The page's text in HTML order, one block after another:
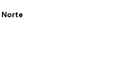
Norte